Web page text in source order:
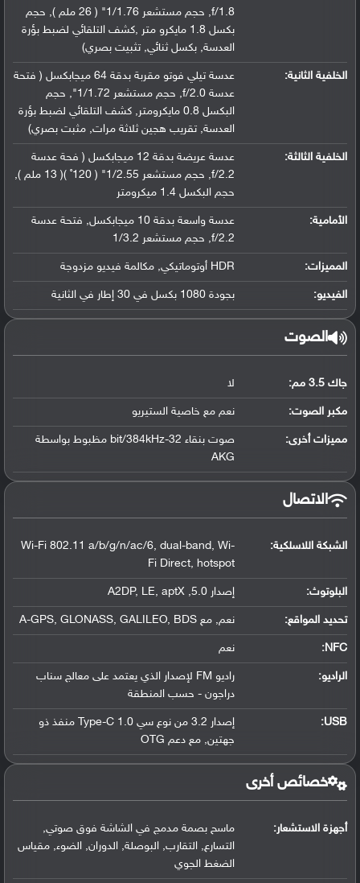
f/1.8, حجم مستشعر 1/1.76" ( 26 ملم ), حجم
بكسل 1.8 مايكرو متر ,كشف التلقائي لضبط بؤرة
العدسة, بكسل ثنائي, تثبيت بصري)
الخلفية الثانية:
عدسة تيلي فوتو مقربة بدقة 64 ميجابكسل ( فتحة
عدسة f/2.0, حجم مستشعر 1/1.72", حجم
البكسل 0.8 مايكرومتر, كشف التلقائي لضبط بؤرة
العدسة, تقريب هجين ثلاثة مرات, مثبت بصري)
الخلفية الثالثة:
عدسة عريضة بدقة 12 ميجابكسل ( فحة عدسة
f/2.2, حجم مستشعر 1/2.55" ( 120˚ )( 13 ملم ),
حجم البكسل 1.4 ميكرومتر
الأمامية:
عدسة واسعة بدقة 10 ميجابكسل, فتحة عدسة
f/2.2, حجم مستشعر 1/3.2
المميزات: HDR أوتوماتيكي, مكالمة فيديو مزدوجة
الفيديو: بجودة 1080 بكسل في 30 إطار في الثانية
الصوت
جاك 3.5 مم: لا
مكبر الصوت: نعم مع خاصية الستيريو
مميزات أخرى:
صوت بنقاء 32-bit/384kHz مظبوط بواسطة
AKG
الاتصال
الشبكة اللاسلكية:
Wi-Fi 802.11 a/b/g/n/ac/6, dual-band, Wi-
Fi Direct, hotspot
البلوتوث: إصدار 5.0, A2DP, LE, aptX
تحديد المواقع: نعم, مع A-GPS, GLONASS, GALILEO, BDS
NFC
: نعم
الراديو:
راديو FM لإصدار الذي يعتمد على معالج سناب
دراجون - حسب المنطقة
USB
:
إصدار 3.2 من نوع سي Type-C 1.0 منفذ ذو
جهتين, مع دعم OTG
خصائص أخرى
أجهزة الاستشعار:
ماسح بصمة مدمج في الشاشة فوق صوتي,
التسارع, التقارب, البوصلة, الدوران, الضوء, مقياس
الضغط الجوي